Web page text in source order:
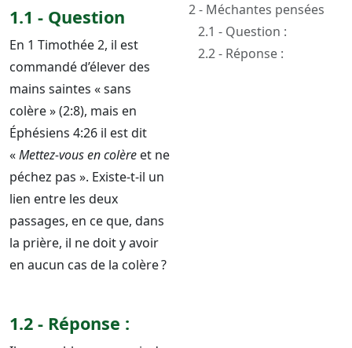
1.1 - Question
En 1 Timothée 2, il est
commandé d’élever des
mains saintes « sans
colère » (2:8), mais en
Éphésiens 4:26 il est dit
«Mettez-vous en colère et ne
péchez pas ». Existe-t-il un
lien entre les deux
passages, en ce que, dans
la prière, il ne doit y avoir
en aucun cas de la colère ?
1.2 - Réponse :
2 - Méchantes pensées
2.1 - Question :
2.2 - Réponse :